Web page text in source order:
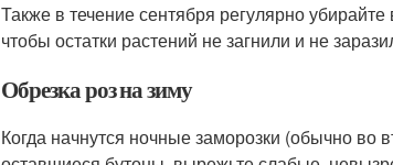
Также в течение сентября регулярно
чтобы остатки растений не загнили и не
Обрезка роз на зиму
Когда начнутся ночные заморозки (обычно во